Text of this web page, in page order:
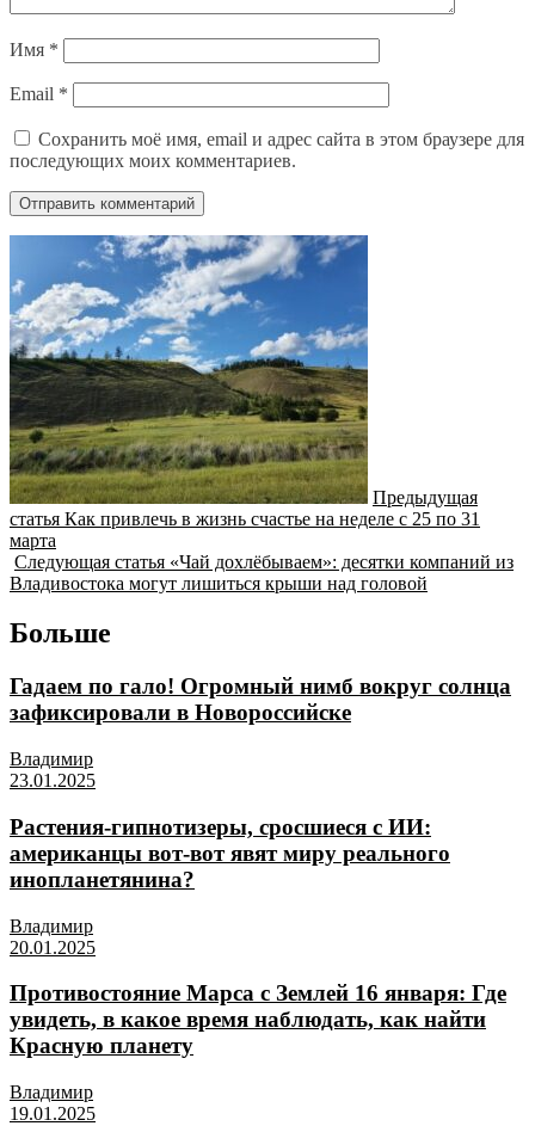
Имя *
Email *
Сохранить моё имя, email и адрес сайта в этом браузере для
последующих моих комментариев.
Предыдущая
статья Как привлечь в жизнь счастье на неделе с 25 по 31
марта
Следующая статья «Чай дохлёбываем»: десятки компаний из
Владивостока могут лишиться крыши над головой
Больше
Гадаем по гало! Огромный нимб вокруг солнца
зафиксировали в Новороссийске
Владимир
23.01.2025
Растения-гипнотизеры, сросшиеся с ИИ:
американцы вот-вот явят миру реального
инопланетянина?
Владимир
20.01.2025
Противостояние Марса с Землей 16 января: Где
увидеть, в какое время наблюдать, как найти
Красную планету
Владимир
19.01.2025